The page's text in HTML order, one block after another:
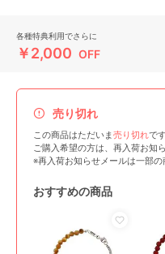
各種特典利用でさらに
￥2,000 OFF
売り切れ
この商品はただいま売り切れです
ご購入希望の方は、再入荷お知
※再入荷お知らせメールは一部の
おすすめの商品